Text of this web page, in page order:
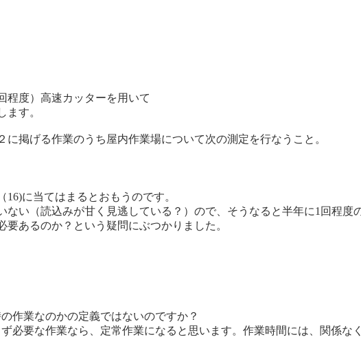
程度）高速カッターを用いて
ます。
掲げる作業のうち屋内作業場について次の測定を行なうこと。
に当てはまるとおもうのです。
い（読込みが甘く見逃している？）ので、そうなると半年に1回程度
あるのか？という疑問にぶつかりました。
作業なのかの定義ではないのですか？
必要な作業なら、定常作業になると思います。作業時間には、関係な